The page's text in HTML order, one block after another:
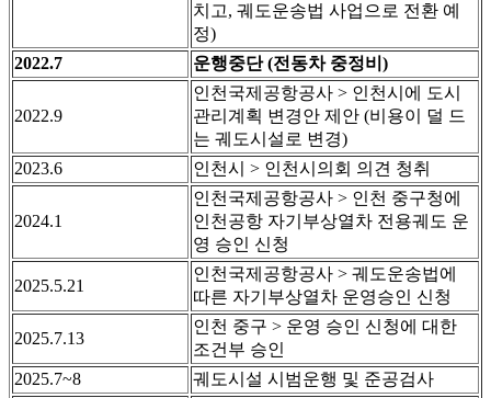
치고, 궤도운송법 사업으로 전환 예
정)
2022.7
운행중단 (전동차 중정비)
2022.9
인천국제공항공사 > 인천시에 도시
관리계획 변경안 제안 (비용이 덜 드
는 궤도시설로 변경)
2023.6
인천시 > 인천시의회 의견 청취
2024.1
인천국제공항공사 > 인천 중구청에
인천공항 자기부상열차 전용궤도 운
영 승인 신청
2025.5.21
인천국제공항공사 > 궤도운송법에
따른 자기부상열차 운영승인 신청
2025.7.13
인천 중구 > 운영 승인 신청에 대한
조건부 승인
2025.7~8
궤도시설 시범운행 및 준공검사